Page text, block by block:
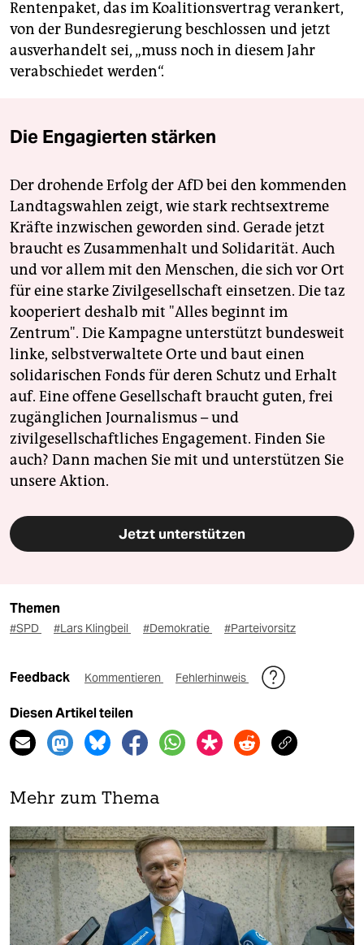
Rentenpaket, das im Koalitionsvertrag verankert,
von der Bundesregierung beschlossen und jetzt
ausverhandelt sei, „muss noch in diesem Jahr
verabschiedet werden“.
Die Engagierten stärken
Der drohende Erfolg der AfD bei den kommenden
Landtagswahlen zeigt, wie stark rechtsextreme
Kräfte inzwischen geworden sind. Gerade jetzt
braucht es Zusammenhalt und Solidarität. Auch
und vor allem mit den Menschen, die sich vor Ort
für eine starke Zivilgesellschaft einsetzen. Die taz
kooperiert deshalb mit "Alles beginnt im
Zentrum". Die Kampagne unterstützt bundesweit
linke, selbstverwaltete Orte und baut einen
solidarischen Fonds für deren Schutz und Erhalt
auf. Eine offene Gesellschaft braucht guten, frei
zugänglichen Journalismus – und
zivilgesellschaftliches Engagement. Finden Sie
auch? Dann machen Sie mit und unterstützen Sie
unsere Aktion.
Jetzt unterstützen
Themen
#SPD #Lars Klingbeil #Demokratie #Parteivorsitz
Feedback Kommentieren Fehlerhinweis
Diesen Artikel teilen
Mehr zum Thema